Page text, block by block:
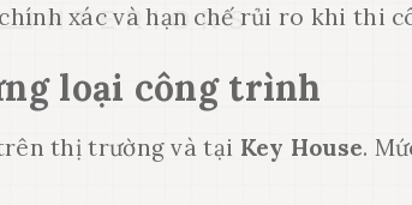
xác và hạn chế rủi ro khi thi
loại công trình
thị trường và tại Key House.